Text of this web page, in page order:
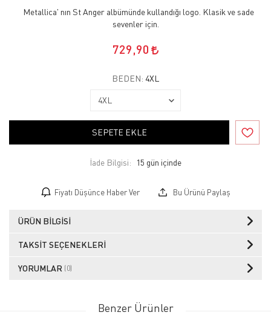
Metallica' nın St Anger albümünde kullandığı logo. Klasik ve sade
sevenler için.
729,90
BEDEN: 4XL
SEPETE EKLE
İade Bilgisi:
Fiyatı Düşünce Haber Ver Bu Ürünü Paylaş
ÜRÜN BILGISI
TAKSIT SEÇENEKLERI
YORUMLAR (0)
Benzer Ürünler